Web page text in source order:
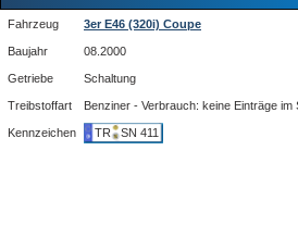
Fahrzeug 3er E46 (320i) Coupe
Baujahr 08.2000
Getriebe Schaltung
Treibstoffart Benziner - Verbrauch: keine Einträge im
Kennzeichen TR SN 411